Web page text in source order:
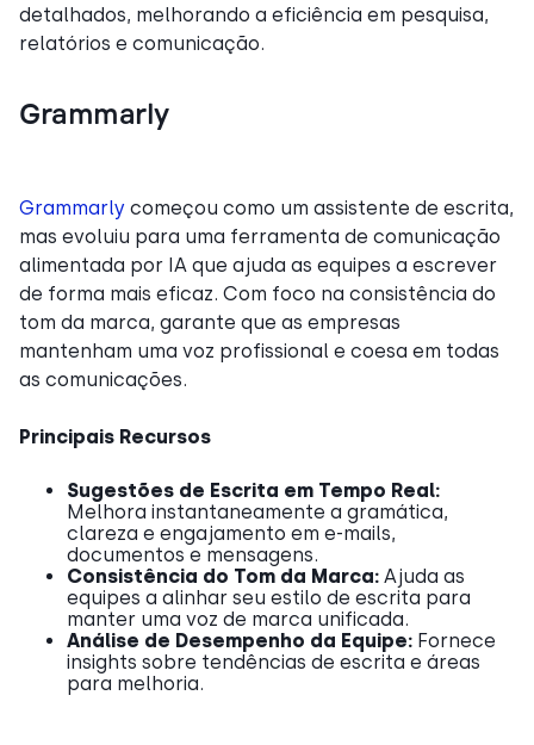
detalhados, melhorando a eficiência em pesquisa,
relatórios e comunicação.
Grammarly
Grammarly começou como um assistente de escrita,
mas evoluiu para uma ferramenta de comunicação
alimentada por IA que ajuda as equipes a escrever
de forma mais eficaz. Com foco na consistência do
tom da marca, garante que as empresas
mantenham uma voz profissional e coesa em todas
as comunicações.
Principais Recursos
Sugestões de Escrita em Tempo Real:
Melhora instantaneamente a gramática,
clareza e engajamento em e-mails,
documentos e mensagens.
Consistência do Tom da Marca: Ajuda as
equipes a alinhar seu estilo de escrita para
manter uma voz de marca unificada.
Análise de Desempenho da Equipe: Fornece
insights sobre tendências de escrita e áreas
para melhoria.